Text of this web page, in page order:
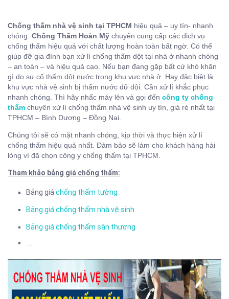
Chống thấm nhà vệ sinh tại TPHCM hiệu quả – uy tín- nhanh
chóng. Chống Thấm Hoàn Mỹ chuyên cung cấp các dịch vụ
chống thấm hiệu quả với chất lượng hoàn toàn bất ngờ. Có thể
giúp đỡ gia đình bạn xử lí chống thấm dột tại nhà ở nhanh chóng
– an toàn – và hiệu quả cao. Nếu bạn đang gặp bất cứ khó khăn
gì do sự cố thấm dột nước trong khu vực nhà ở. Hay đặc biệt là
khu vực nhà vệ sinh bị thấm nước dữ dội. Cần xử lí khắc phục
nhanh chóng. Thì hãy nhấc máy lên và gọi đến công ty chống
thấm chuyên xử lí chống thấm nhà vệ sinh uy tín, giá rẻ nhất tại
TPHCM – Bình Dương – Đồng Nai.
Chúng tôi sẽ có mặt nhanh chóng, kịp thời và thực hiện xử lí
chống thấm hiệu quả nhất. Đảm bảo sẽ làm cho khách hàng hài
lòng vì đã chọn công y chống thấm tại TPHCM.
Tham khảo bảng giá chống thấm:
Bảng giá chống thấm tường
Bảng giá chống thấm nhà vệ sinh
Bảng giá chống thấm sân thượng